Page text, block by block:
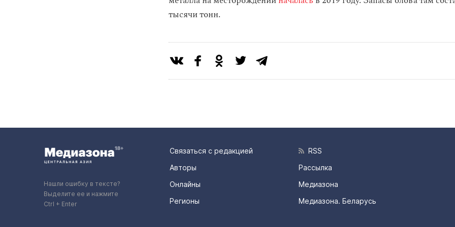
тысячи тонн.
Нашли ошибку в тексте?
Выделите ее и нажмите
Ctrl + Enter
Связаться с редакцией
Авторы
Онлайны
Регионы
RSS
Рассылка
Медиазона
Медиазона. Беларусь